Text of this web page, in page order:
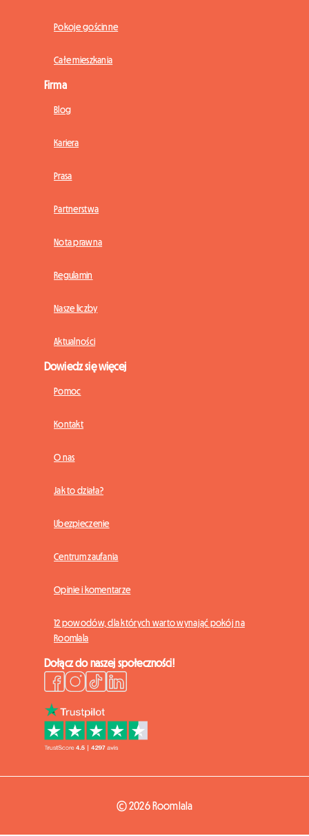
Pokoje gościnne
Całe mieszkania
Firma
Blog
Kariera
Prasa
Partnerstwa
Nota prawna
Regulamin
Nasze liczby
Aktualności
Dowiedz się więcej
Pomoc
Kontakt
O nas
Jak to działa?
Ubezpieczenie
Centrum zaufania
Opinie i komentarze
12 powodów, dla których warto wynająć pokój na
Roomlala
Dołącz do naszej społeczności!
© 2026 Roomlala